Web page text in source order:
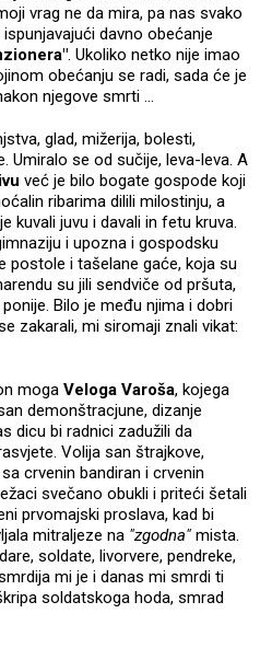
vrag ne da mira, pa nas svako
davno obećanje
. Ukoliko netko nije imao
obećanju se radi, sada će je
njegove smrti ...
glad, mižerija, bolesti,
Umiralo se od sučije, leva-leva. A
već je bilo bogate gospode koji
ribarima dilili milostinju, a
kuvali juvu i davali in fetu kruva.
i upozna i gospodsku
postole i tašelane gaće, koja su
su jili sendviče od pršuta,
Bilo je među njima i dobri
zakarali, mi siromaji znali vikat:
moga Veloga Varoša, kojega
demonštracjune, dizanje
dicu bi radnici zadužili da
Volija san štrajkove,
crvenin bandiran i crvenin
svečano obukli i priteći šetali
prvomajski proslava, kad bi
mitraljeze na "zgodna" mista.
soldate, livorvere, pendreke,
mi je i danas mi smrdi ti
soldatskoga hoda, smrad